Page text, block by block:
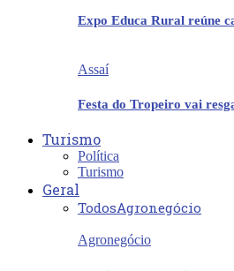
Expo Educa Rural reúne
Assaí
Festa do Tropeiro vai
Turismo
Política
Turismo
Geral
TodosAgronegócio
Agronegócio